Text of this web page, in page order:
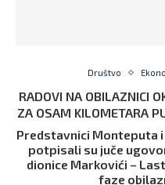
Društvo
RADOVI NA OBILAZNICI
ZA OSAM KILOMETARA
Predstavnici Monteputa
potpisali su juče
dionice Markovići –
faze